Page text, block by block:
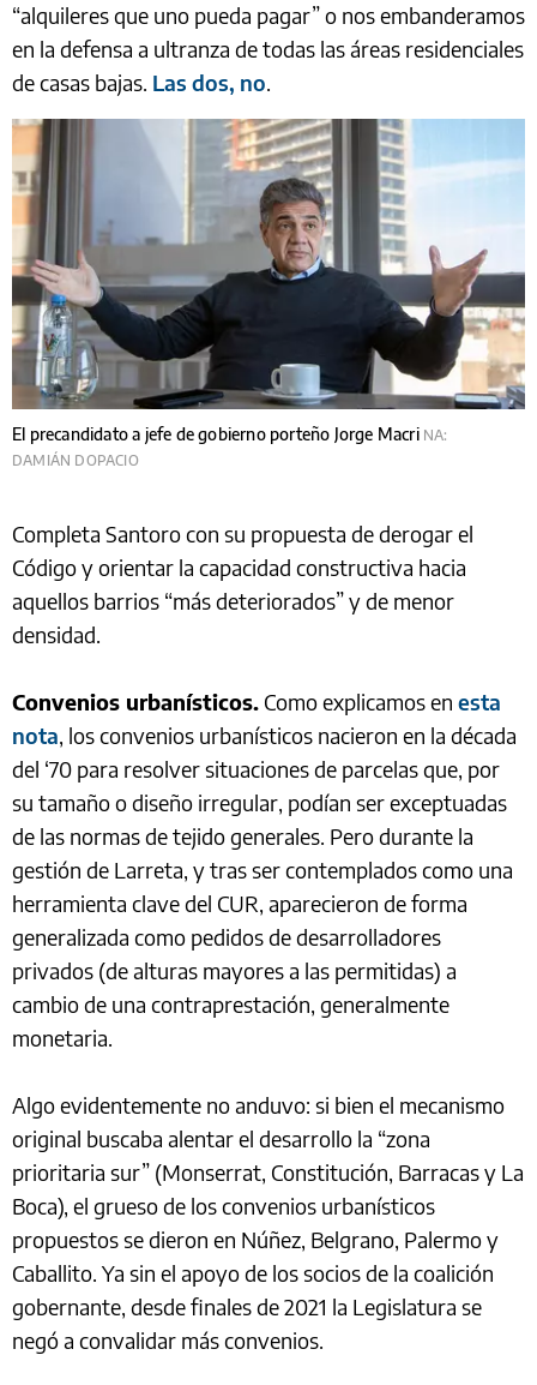
“alquileres que uno pueda pagar” o nos embanderamos
en la defensa a ultranza de todas las áreas residenciales
de casas bajas. Las dos, no.
El precandidato a jefe de gobierno porteño Jorge Macri NA:
DAMIÁN DOPACIO
Completa Santoro con su propuesta de derogar el
Código y orientar la capacidad constructiva hacia
aquellos barrios “más deteriorados” y de menor
densidad.
Convenios urbanísticos. Como explicamos en esta
nota, los convenios urbanísticos nacieron en la década
del ‘70 para resolver situaciones de parcelas que, por
su tamaño o diseño irregular, podían ser exceptuadas
de las normas de tejido generales. Pero durante la
gestión de Larreta, y tras ser contemplados como una
herramienta clave del CUR, aparecieron de forma
generalizada como pedidos de desarrolladores
privados (de alturas mayores a las permitidas) a
cambio de una contraprestación, generalmente
monetaria.
Algo evidentemente no anduvo: si bien el mecanismo
original buscaba alentar el desarrollo la “zona
prioritaria sur” (Monserrat, Constitución, Barracas y La
Boca), el grueso de los convenios urbanísticos
propuestos se dieron en Núñez, Belgrano, Palermo y
Caballito. Ya sin el apoyo de los socios de la coalición
gobernante, desde finales de 2021 la Legislatura se
negó a convalidar más convenios.